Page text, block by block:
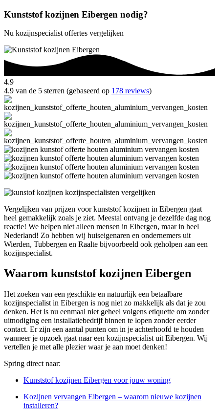
Kunststof kozijnen Eibergen nodig?
Nu kozijnspecialist offertes vergelijken
4.9
4.9 van de 5 sterren (gebaseerd op 178 reviews)
Vergelijken van prijzen voor kunststof kozijnen in Eibergen gaat
heel gemakkelijk zoals je ziet. Meestal ontvang je dezelfde dag nog
reactie! We helpen niet alleen mensen in Eibergen, maar in heel
Nederland! Zo hebben wij huiseigenaren en ondernemers uit
Wierden, Tubbergen en Raalte bijvoorbeeld ook geholpen aan een
kozijnspecialist.
Waarom kunststof kozijnen Eibergen
Het zoeken van een geschikte en natuurlijk een betaalbare
kozijnspecialist in Eibergen is nog niet zo makkelijk als dat je zou
denken. Het is nu eenmaal niet geheel volgens etiquette om zonder
uitnodiging een installatiebedrijf binnen te lopen zonder eerder
contact. Er zijn een aantal punten om in je achterhoofd te houden
wanneer je opzoek gaat naar een kozijnspecialist uit Eibergen. Wij
vertellen je met alle plezier waar je aan moet denken!
Spring direct naar:
Kunststof kozijnen Eibergen voor jouw woning
Kozijnen vervangen Eibergen – waarom nieuwe kozijnen
installeren?